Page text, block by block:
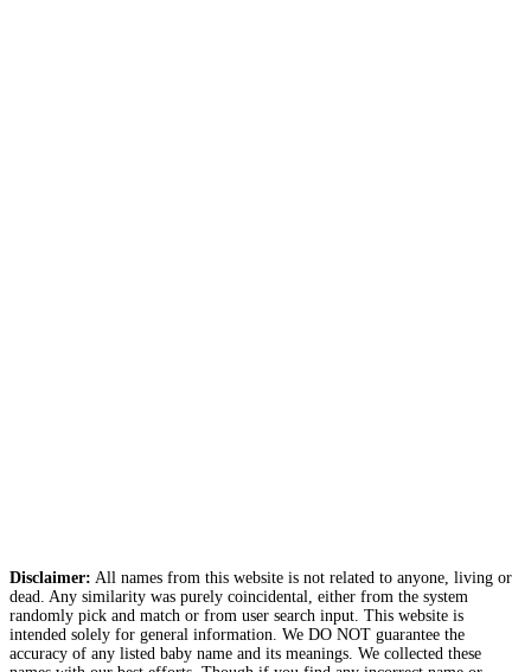
Disclaimer: All names from this website is not related to anyone, living or
dead. Any similarity was purely coincidental, either from the system
randomly pick and match or from user search input. This website is
intended solely for general information. We DO NOT guarantee the
accuracy of any listed baby name and its meanings. We collected these